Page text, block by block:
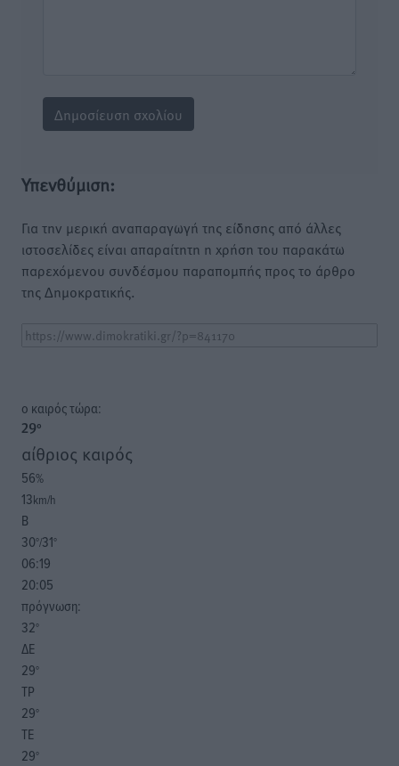
Υπενθύμιση:
Για την μερική αναπαραγωγή της είδησης από άλλες
ιστοσελίδες είναι απαραίτητη η χρήση του παρακάτω
παρεχόμενου συνδέσμου παραπομπής προς το άρθρο
της Δημοκρατικής.
o καιρός τώρα:
29°
αίθριος καιρός
56%
13km/h
Β
30°/31°
06:19
20:05
πρόγνωση:
32°
ΔΕ
29°
ΤΡ
29°
ΤΕ
29°